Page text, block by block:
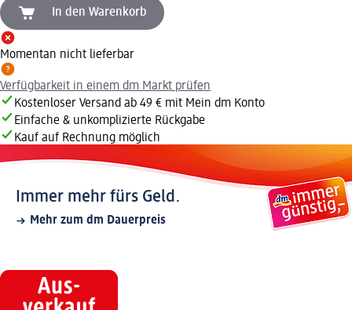
In den Warenkorb
Momentan nicht lieferbar
Verfügbarkeit in einem dm Markt prüfen
Kostenloser Versand ab 49 € mit Mein dm Konto
Einfache & unkomplizierte Rückgabe
Kauf auf Rechnung möglich
Immer mehr fürs Geld.
Mehr zum dm Dauerpreis